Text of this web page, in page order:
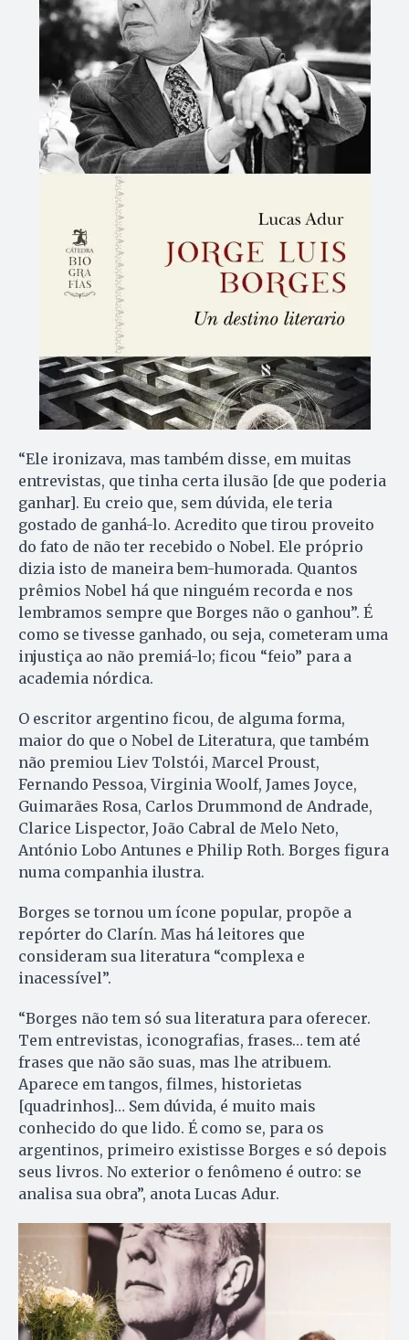
“Ele ironizava, mas também disse, em muitas
entrevistas, que tinha certa ilusão [de que poderia
ganhar]. Eu creio que, sem dúvida, ele teria
gostado de ganhá-lo. Acredito que tirou proveito
do fato de não ter recebido o Nobel. Ele próprio
dizia isto de maneira bem-humorada. Quantos
prêmios Nobel há que ninguém recorda e nos
lembramos sempre que Borges não o ganhou”. É
como se tivesse ganhado, ou seja, cometeram uma
injustiça ao não premiá-lo; ficou “feio” para a
academia nórdica.
O escritor argentino ficou, de alguma forma,
maior do que o Nobel de Literatura, que também
não premiou Liev Tolstói, Marcel Proust,
Fernando Pessoa, Virginia Woolf, James Joyce,
Guimarães Rosa, Carlos Drummond de Andrade,
Clarice Lispector, João Cabral de Melo Neto,
António Lobo Antunes e Philip Roth. Borges figura
numa companhia ilustra.
Borges se tornou um ícone popular, propõe a
repórter do Clarín. Mas há leitores que
consideram sua literatura “complexa e
inacessível”.
“Borges não tem só sua literatura para oferecer.
Tem entrevistas, iconografias, frases… tem até
frases que não são suas, mas lhe atribuem.
Aparece em tangos, filmes, historietas
[quadrinhos]… Sem dúvida, é muito mais
conhecido do que lido. É como se, para os
argentinos, primeiro existisse Borges e só depois
seus livros. No exterior o fenômeno é outro: se
analisa sua obra”, anota Lucas Adur.